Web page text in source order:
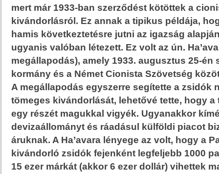
mert már 1933-ban szerződést kötöttek a
kivándorlásról. Ez annak a tipikus példája,
hamis következtetésre jutni az igazság
ugyanis valóban létezett. Ez volt az ún.
megállapodás), amely 1933. augusztus 25-én
kormány és a Német Cionista Szövetség
A megállapodás egyszerre segítette a zsidók
tömeges kivándorlását, lehetővé tette, hogy
egy részét magukkal vigyék. Ugyanakkor
devizaállományt és ráadásul külföldi piacot
áruknak. A Ha’avara lényege az volt, hogy a
kivándorló zsidók fejenként legfeljebb 1000
15 ezer márkát (akkor 6 ezer dollár) vihettek